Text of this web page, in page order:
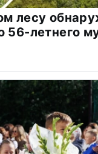
лесу
56-летнего